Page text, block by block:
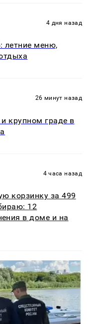
4 дня назад
летние меню,
26 минут назад
крупном граде в
4 часа назад
корзинку за 499
12
в доме и на